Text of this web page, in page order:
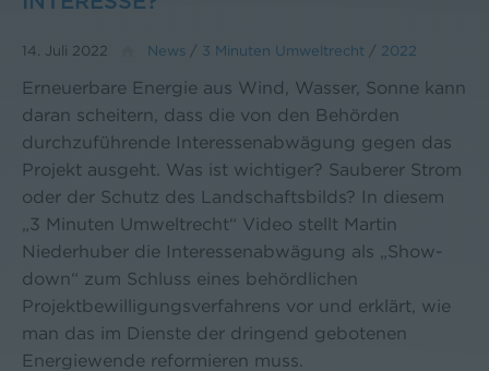
14. Juli 2022 News / 3 Minuten Umweltrecht / 2022
Erneuerbare Energie aus Wind, Wasser, Sonne kann
daran scheitern, dass die von den Behörden
durchzuführende Interessenabwägung gegen das
Projekt ausgeht. Was ist wichtiger? Sauberer Strom
oder der Schutz des Landschaftsbilds? In diesem
„3 Minuten Umweltrecht“ Video stellt Martin
Niederhuber die Interessenabwägung als „Show-
down“ zum Schluss eines behördlichen
Projektbewilligungsverfahrens vor und erklärt, wie
man das im Dienste der dringend gebotenen
Energiewende reformieren muss.